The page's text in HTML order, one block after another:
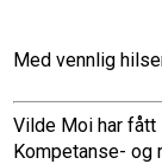
Med vennlig
Vilde Moi har fått
Kompetanse- og